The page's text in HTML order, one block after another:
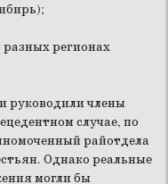
регионах
руководили члены
случае, по
райотдела
Однако реальные
могли бы